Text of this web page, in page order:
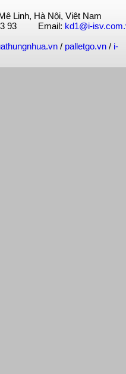
Linh, Hà Nội, Việt Nam
93 93 Email: kd1@i-
/ palletgo.vn / i-